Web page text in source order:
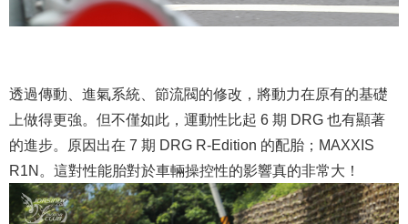
透過傳動、進氣系統、節流閥的修改，將動力在原有的基礎
上做得更強。但不僅如此，運動性比起 6 期 DRG 也有顯著
的進步。原因出在 7 期 DRG R-Edition 的配胎；MAXXIS
R1N。這對性能胎對於車輛操控性的影響真的非常大！